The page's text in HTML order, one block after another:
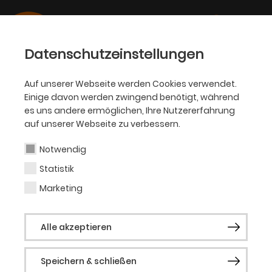
Datenschutzeinstellungen
Auf unserer Webseite werden Cookies verwendet.
Einige davon werden zwingend benötigt, während
es uns andere ermöglichen, Ihre Nutzererfahrung
auf unserer Webseite zu verbessern.
Notwendig
Statistik
Marketing
Alle akzeptieren
Speichern & schließen
PHILHARMONIKER
Arabella Steinbacher
Gastsolistin (Violine)
Arabella Steinbacher ist für ihr
außerordentlich vielfältiges Repertoire
bekannt und gehört seit langem zur
internationalen Geigerelite. Sie wurde 1981